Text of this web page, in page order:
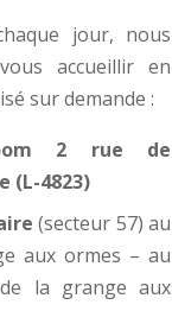
jour, nous
accueillir en
sur demande :
2 rue de
(L-4823)
(secteur 57) au
aux ormes – au
la grange aux